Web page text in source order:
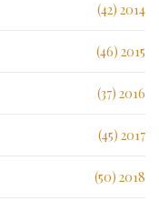
2014 (42)
2015 (46)
2016 (37)
2017 (45)
2018 (50)